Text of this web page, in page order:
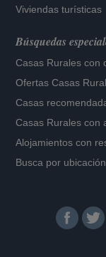
Viviendas turísticas
Búsquedas
Casas Rurales con
Ofertas Casas
Casas
Casas Rurales con
Alojamientos con
Busca por